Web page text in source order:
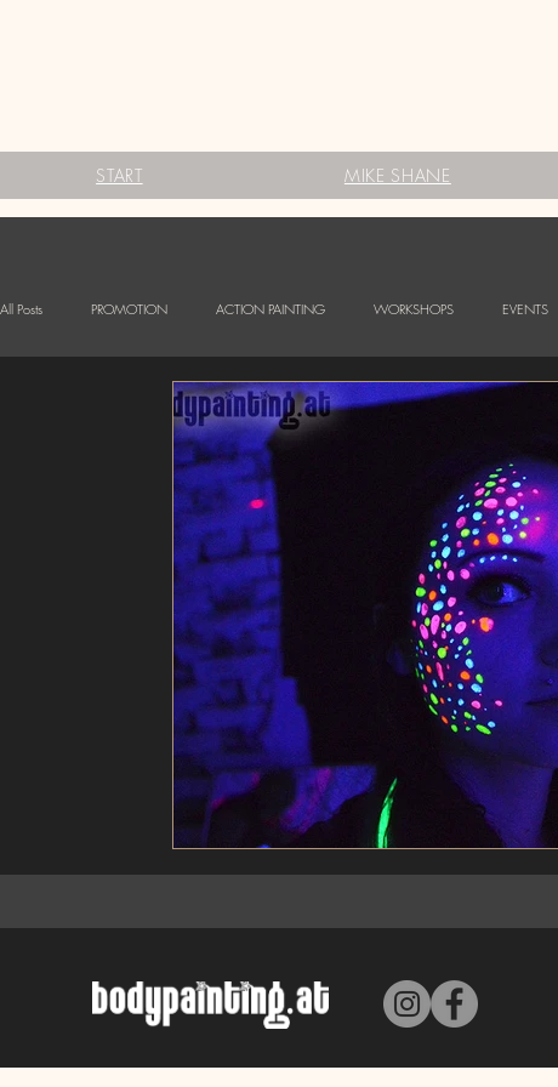
START MIKE SHANE
All Posts PROMOTION ACTION PAINTING WORKSHOPS EVENTS
Babybauch Bodypainting LOGO BODYPAINTING